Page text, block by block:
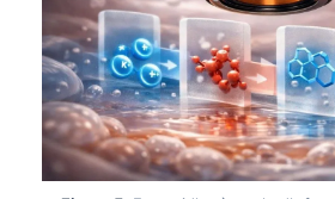
Беларуская мова
Esperanto
Frysk
Ślōnskŏ gŏdka
Norsk bokmål